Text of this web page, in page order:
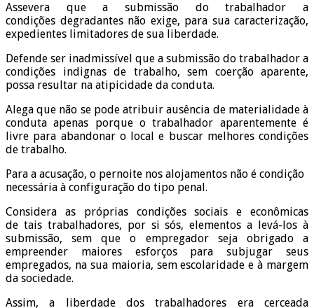
Assevera que a submissão do trabalhador a
condições degradantes não exige, para sua caracterização,
expedientes limitadores de sua liberdade.
Defende ser inadmissível que a submissão do trabalhador a
condições indignas de trabalho, sem coerção aparente,
possa resultar na atipicidade da conduta.
Alega que não se pode atribuir ausência de materialidade à
conduta apenas porque o trabalhador aparentemente é
livre para abandonar o local e buscar melhores condições
de trabalho.
Para a acusação, o pernoite nos alojamentos não é condição
necessária à configuração do tipo penal.
Considera as próprias condições sociais e econômicas
de tais trabalhadores, por si sós, elementos a levá-los à
submissão, sem que o empregador seja obrigado a
empreender maiores esforços para subjugar seus
empregados, na sua maioria, sem escolaridade e à margem
da sociedade.
Assim, a liberdade dos trabalhadores era cerceada